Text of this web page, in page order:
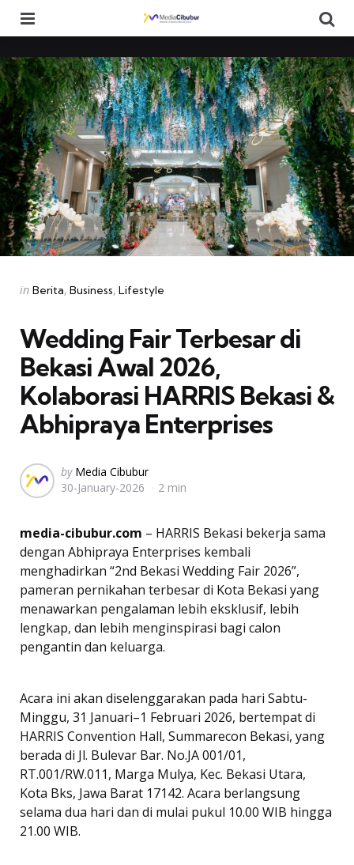
Categories
Posted
in Berita Business Lifestyle
Wedding Fair Terbesar di
Bekasi Awal 2026,
Kolaborasi HARRIS Bekasi &
Abhipraya Enterprises
Posted
by
by Media Cibubur
30-January-2026
2 min
media-cibubur.com – HARRIS Bekasi bekerja sama
dengan Abhipraya Enterprises kembali
menghadirkan “2nd Bekasi Wedding Fair 2026”,
pameran pernikahan terbesar di Kota Bekasi yang
menawarkan pengalaman lebih eksklusif, lebih
lengkap, dan lebih menginspirasi bagi calon
pengantin dan keluarga.
Acara ini akan diselenggarakan pada hari Sabtu-
Minggu, 31 Januari–1 Februari 2026, bertempat di
HARRIS Convention Hall, Summarecon Bekasi, yang
berada di Jl. Bulevar Bar. No.JA 001/01,
RT.001/RW.011, Marga Mulya, Kec. Bekasi Utara,
Kota Bks, Jawa Barat 17142. Acara berlangsung
selama dua hari dan di mulai pukul 10.00 WIB hingga
21.00 WIB.